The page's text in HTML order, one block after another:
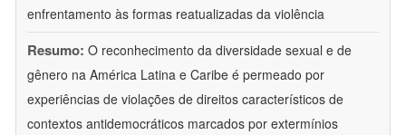
enfrentamento às formas reatualizadas da violência
Resumo: O reconhecimento da diversidade sexual e de
gênero na América Latina e Caribe é permeado por
experiências de violações de direitos característicos de
contextos antidemocráticos marcados por extermínios